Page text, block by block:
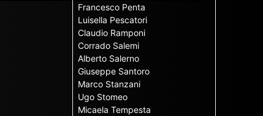
Francesco Penta
Luisella Pescatori
Claudio Ramponi
Corrado Salemi
Alberto Salerno
Giuseppe Santoro
Marco Stanzani
Ugo Stomeo
Micaela Tempesta